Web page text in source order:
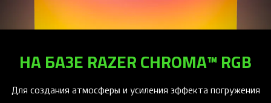
НА БАЗЕ RAZER CHROMA™ RGB
Для создания атмосферы и усиления эффекта погружения